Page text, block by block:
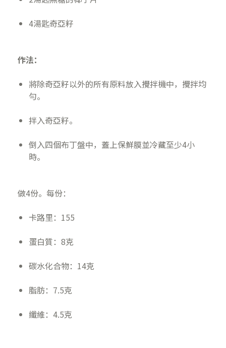
4湯匙奇亞籽
作法：
將除奇亞籽以外的所有原料放入攪拌機中，攪拌均
勻。
拌入奇亞籽。
倒入四個布丁盤中，蓋上保鮮膜並冷藏至少4小
時。
做4份。每份：
卡路里：155
蛋白質：8克
碳水化合物：14克
脂肪：7.5克
纖維：4.5克